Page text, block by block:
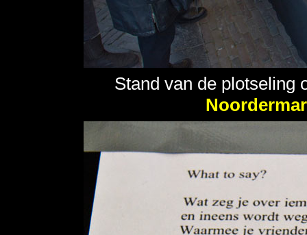
Stand van de plotseling